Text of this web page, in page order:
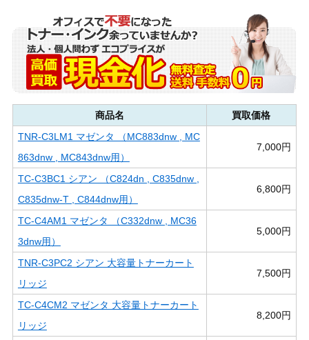
商品名
買取価格
TNR-C3LM1 マゼンタ （MC883dnw , MC
863dnw , MC843dnw用）
7,000円
TC-C3BC1 シアン （C824dn , C835dnw ,
C835dnw-T , C844dnw用）
6,800円
TC-C4AM1 マゼンタ （C332dnw , MC36
3dnw用）
5,000円
TNR-C3PC2 シアン 大容量トナーカート
リッジ
7,500円
TC-C4CM2 マゼンタ 大容量トナーカート
リッジ
8,200円